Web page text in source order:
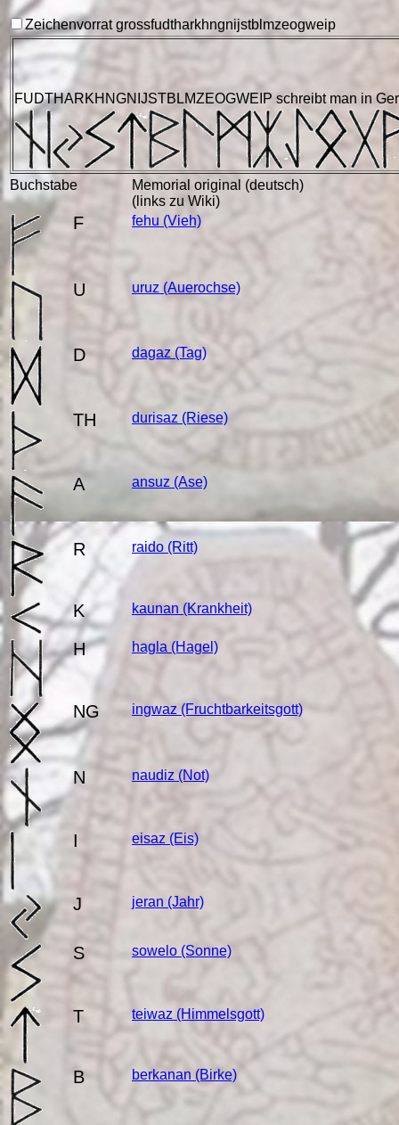
Zeichenvorrat grossfudtharkhngnijstb mzeogweip
FUDTHARKHNGNIJSTBLMZEOGWEIP schreibt man in
Buchstabe
Memorial original (deutsch)
(links zu Wiki)
F fehu (Vieh)
U uruz (Auerochse)
D dagaz (Tag)
TH durisaz (Riese)
A ansuz (Ase)
R raido (Ritt)
K kaunan (Krankheit)
H hagla (Hagel)
NG ingwaz (Fruchtbarkeitsgott)
N naudiz (Not)
I eisaz (Eis)
J jeran (Jahr)
S sowelo (Sonne)
T teiwaz (Himmelsgott)
B berkanan (Birke)